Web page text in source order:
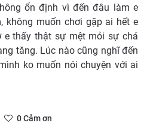
ổn định vì đến đâu làm e
không muốn chơi gặp ai hết e
thấy thật sự mệt mỏi sự chá
tăng. Lúc nào cũng nghĩ đến
ko muốn nói chuyện với ai
0Cảm ơn